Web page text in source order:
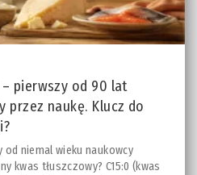
– pierwszy od 90 lat
przez naukę. Klucz do
niemal wieku naukowcy
kwas tłuszczowy? C15:0 (kwas